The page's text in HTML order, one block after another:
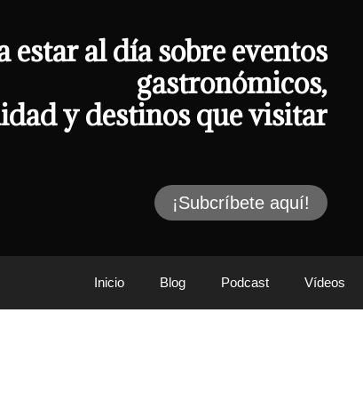
estar al día sobre eventos
gastronómicos,
y destinos que visitar
¡Subcríbete aquí!
Inicio Blog Podcast Vídeos